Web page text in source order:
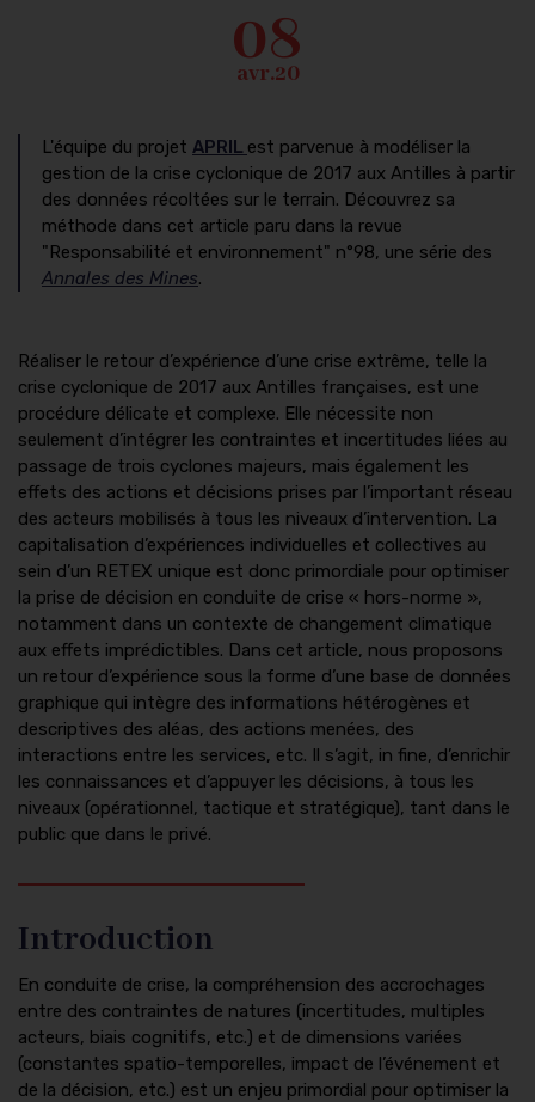
08
avr.20
L'équipe du projet APRIL est parvenue à modéliser la
gestion de la crise cyclonique de 2017 aux Antilles à partir
des données récoltées sur le terrain. Découvrez sa
méthode dans cet article paru dans la revue
"Responsabilité et environnement" n°98, une série des
Annales des Mines.
Réaliser le retour d’expérience d’une crise extrême, telle la
crise cyclonique de 2017 aux Antilles françaises, est une
procédure délicate et complexe. Elle nécessite non
seulement d’intégrer les contraintes et incertitudes liées au
passage de trois cyclones majeurs, mais également les
effets des actions et décisions prises par l’important réseau
des acteurs mobilisés à tous les niveaux d’intervention. La
capitalisation d’expériences individuelles et collectives au
sein d’un RETEX unique est donc primordiale pour optimiser
la prise de décision en conduite de crise « hors-norme »,
notamment dans un contexte de changement climatique
aux effets imprédictibles. Dans cet article, nous proposons
un retour d’expérience sous la forme d’une base de données
graphique qui intègre des informations hétérogènes et
descriptives des aléas, des actions menées, des
interactions entre les services, etc. Il s’agit, in fine, d’enrichir
les connaissances et d’appuyer les décisions, à tous les
niveaux (opérationnel, tactique et stratégique), tant dans le
public que dans le privé.
Introduction
En conduite de crise, la compréhension des accrochages
entre des contraintes de natures (incertitudes, multiples
acteurs, biais cognitifs, etc.) et de dimensions variées
(constantes spatio-temporelles, impact de l’événement et
de la décision, etc.) est un enjeu primordial pour optimiser la